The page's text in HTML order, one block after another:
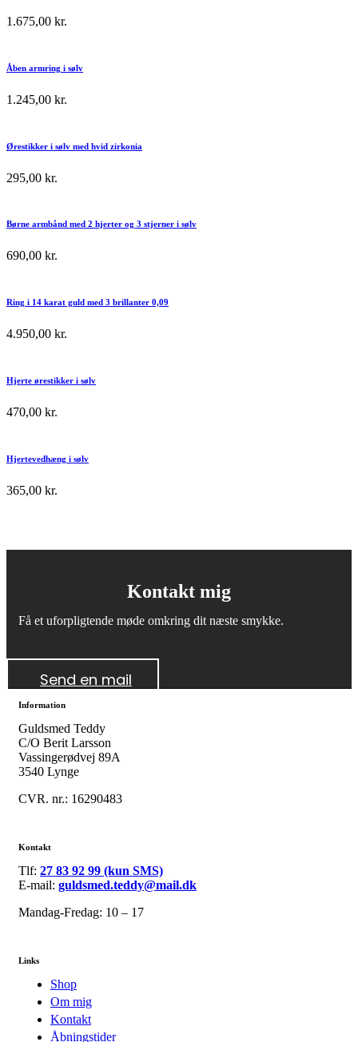
1.675,00 kr.
Åben armring i sølv
1.245,00 kr.
Ørestikker i sølv med hvid zirkonia
295,00 kr.
Børne armbånd med 2 hjerter og 3 stjerner i sølv
690,00 kr.
Ring i 14 karat guld med 3 brillanter 0,09
4.950,00 kr.
Hjerte ørestikker i sølv
470,00 kr.
Hjertevedhæng i sølv
365,00 kr.
Kontakt mig
Få et uforpligtende møde omkring dit næste smykke.
Send en mail
Information
Guldsmed Teddy
C/O Berit Larsson
Vassingerødvej 89A
3540 Lynge
CVR. nr.: 16290483
Kontakt
Tlf: 27 83 92 99 (kun SMS)
E-mail: guldsmed.teddy@mail.dk
Mandag-Fredag: 10 – 17
Links
Shop
Om mig
Kontakt
Åbningstider